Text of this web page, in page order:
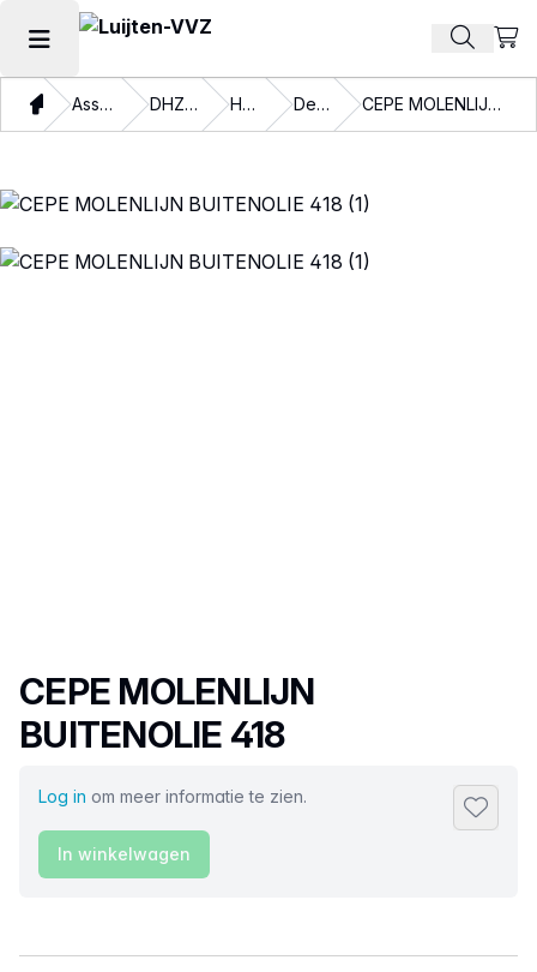
Hoofdmenu openen Zoek
Thuis Assortiment DHZ verven Houtolie Dekkend CEPE MOLENLIJN BUITENOLIE 418
Productnaam
CEPE MOLENLIJN
BUITENOLIE 418
Log in om meer informatie te zien.
In winkelwagen